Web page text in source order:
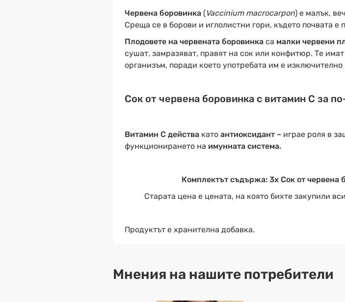
Червена боровинка (Vaccinium macrocarpon) е малък,
Среща се в борови и иглолистни гори, където почвата е
Плодовете на червената боровинка са малки червени
сушат, замразяват, правят на сок или конфитюр. Те
организъм, поради което употребата им е изключително
Сок от червена боровинка с витамин С за
Витамин С действа като антиоксидант – играе роля в
функционирането на имунната система.
Комплектът съдържа: 3x Сок от
Старата цена е цената, на която бихте закупили
Продуктът е хранителна добавка.
Мнения на нашите потребители